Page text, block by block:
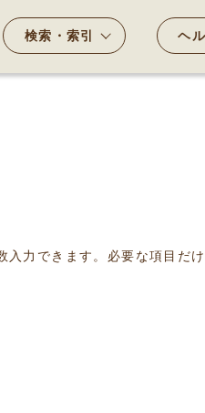
検索・索引 ヘ
力できます。必要な項目だ